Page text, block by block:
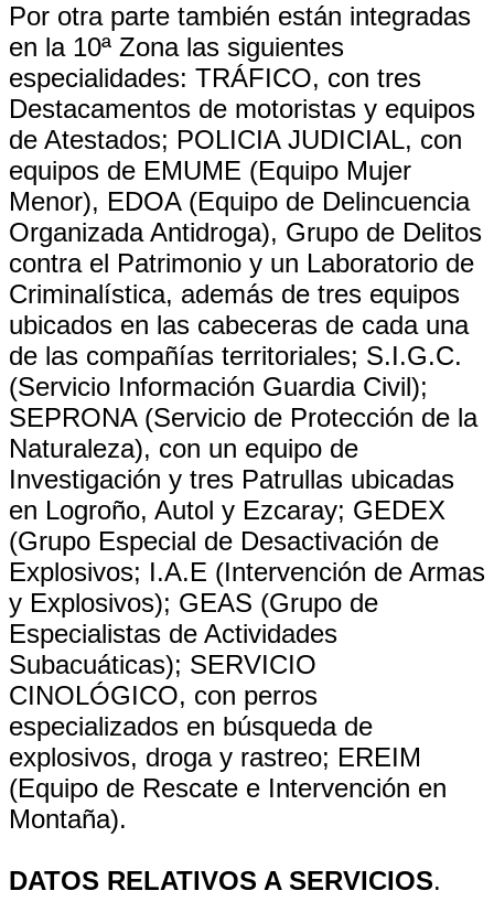
Por otra parte también están integradas
en la 10ª Zona las siguientes
especialidades: TRÁFICO, con tres
Destacamentos de motoristas y equipos
de Atestados; POLICIA JUDICIAL, con
equipos de EMUME (Equipo Mujer
Menor), EDOA (Equipo de Delincuencia
Organizada Antidroga), Grupo de Delitos
contra el Patrimonio y un Laboratorio de
Criminalística, además de tres equipos
ubicados en las cabeceras de cada una
de las compañías territoriales; S.I.G.C.
(Servicio Información Guardia Civil);
SEPRONA (Servicio de Protección de la
Naturaleza), con un equipo de
Investigación y tres Patrullas ubicadas
en Logroño, Autol y Ezcaray; GEDEX
(Grupo Especial de Desactivación de
Explosivos; I.A.E (Intervención de Armas
y Explosivos); GEAS (Grupo de
Especialistas de Actividades
Subacuáticas); SERVICIO
CINOLÓGICO, con perros
especializados en búsqueda de
explosivos, droga y rastreo; EREIM
(Equipo de Rescate e Intervención en
Montaña).
DATOS RELATIVOS A SERVICIOS.